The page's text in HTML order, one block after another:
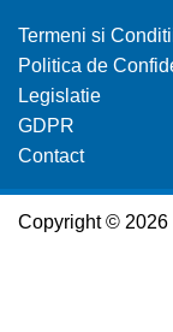
Termeni si
Politica de
Legislatie
GDPR
Contact
Copyright © 2026